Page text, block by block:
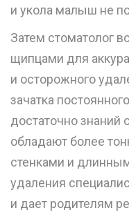
и укола малыш не
Затем стоматолог
щипцами для
и осторожного
зачатка
достаточно знаний
обладают более
стенками и
удаления
и дает родителям